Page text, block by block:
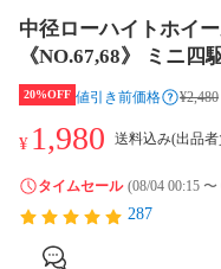
中径ローハイトホイ
《NO.67,68》 ミニ四
20%OFF 値引き前価格 ¥2,480
¥ 1,980 送料込み(出品
タイムセール (08/04 00:15 〜
287